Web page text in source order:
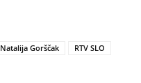
Natalija Gorščak
RTV SLO